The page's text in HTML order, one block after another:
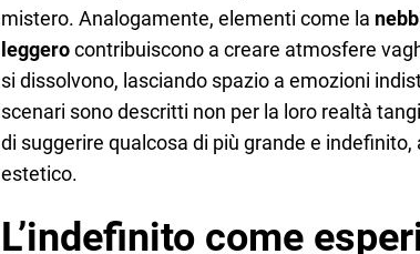
mistero. Analogamente, elementi come la
leggerocontribuiscono a creare atmosfere
si dissolvono, lasciando spazio a emozioni
scenari sono descritti non per la loro realtà
di suggerire qualcosa di più grande e
estetico.
L’indefinito come